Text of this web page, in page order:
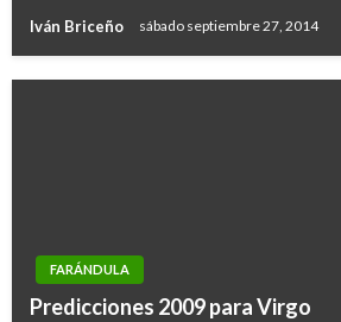
Iván Briceño sábado septiembre 27, 2014
FARÁNDULA
Predicciones 2009 para Virgo